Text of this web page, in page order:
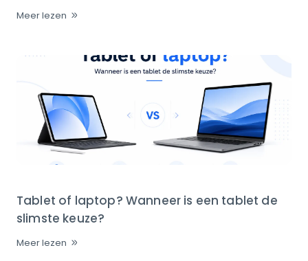
Meer lezen
Tablet of laptop? Wanneer is een tablet de
slimste keuze?
Meer lezen